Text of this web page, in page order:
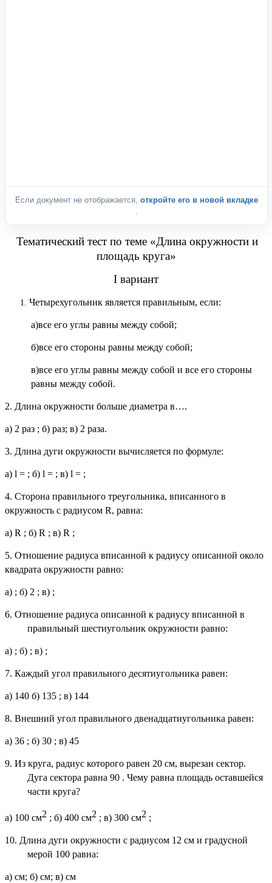
Если документ не отображается, откройте его в новой вкладке
Тематический тест по теме «Длина окружности и
площадь круга»
I вариант
Четырехугольник является правильным, если:
а)все его углы равны между собой;
б)все его стороны равны между собой;
в)все его углы равны между собой и все его стороны
равны между собой.
2. Длина окружности больше диаметра в….
а) 2 раз ; б) раз; в) 2 раза.
3. Длина дуги окружности вычисляется по формуле:
а) l = ; б) l = ; в) l = ;
4. Сторона правильного треугольника, вписанного в
окружность с радиусом R, равна:
а) R ; б) R ; в) R ;
5. Отношение радиуса вписанной к радиусу описанной около
квадрата окружности равно:
а) ; б) 2 ; в) ;
6. Отношение радиуса описанной к радиусу вписанной в
правильный шестиугольник окружности равно:
а) ; б) ; в) ;
7. Каждый угол правильного десятиугольника равен:
а) 140 б) 135 ; в) 144
8. Внешний угол правильного двенадцатиугольника равен:
а) 36 ; б) 30 ; в) 45
9. Из круга, радиус которого равен 20 см, вырезан сектор.
Дуга сектора равна 90 . Чему равна площадь оставшейся
части круга?
а) 100 см2 ; б) 400 см2 ; в) 300 см2 ;
10. Длина дуги окружности с радиусом 12 см и градусной
мерой 100 равна:
а) см; б) см; в) см